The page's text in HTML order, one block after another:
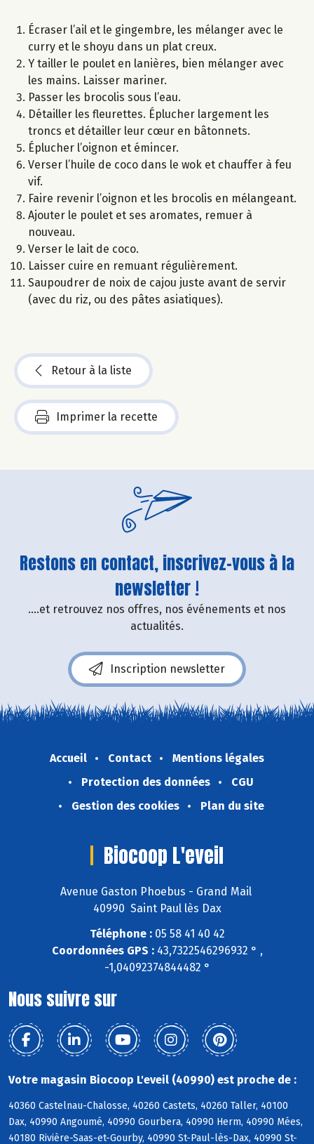
Écraser l’ail et le gingembre, les mélanger avec le
curry et le shoyu dans un plat creux.
Y tailler le poulet en lanières, bien mélanger avec
les mains. Laisser mariner.
Passer les brocolis sous l’eau.
Détailler les fleurettes. Éplucher largement les
troncs et détailler leur cœur en bâtonnets.
Éplucher l’oignon et émincer.
Verser l’huile de coco dans le wok et chauffer à feu
vif.
Faire revenir l’oignon et les brocolis en mélangeant.
Ajouter le poulet et ses aromates, remuer à
nouveau.
Verser le lait de coco.
Laisser cuire en remuant régulièrement.
Saupoudrer de noix de cajou juste avant de servir
(avec du riz, ou des pâtes asiatiques).
Retour à la liste
Imprimer la recette
Restons en contact, inscrivez-vous à la
newsletter !
....et retrouvez nos offres, nos événements et nos
actualités.
Inscription newsletter
Accueil Contact
Mentions légales
Protection des données
CGU
Gestion des cookies
Plan du site
Biocoop L'eveil
Avenue Gaston Phoebus - Grand Mail
40990 Saint Paul lès Dax
Téléphone :05 58 41 40 42
Coordonnées GPS :43,7322546296932 ° ,
-1,04092374844482 °
Nous suivre sur
Votre magasin Biocoop L'eveil (40990) est proche de :
40360 Castelnau-Chalosse, 40260 Castets, 40260 Taller, 40100
Dax, 40990 Angoumé, 40990 Gourbera, 40990 Herm, 40990 Mées,
40180 Rivière-Saas-et-Gourby, 40990 St-Paul-lès-Dax, 40990 St-